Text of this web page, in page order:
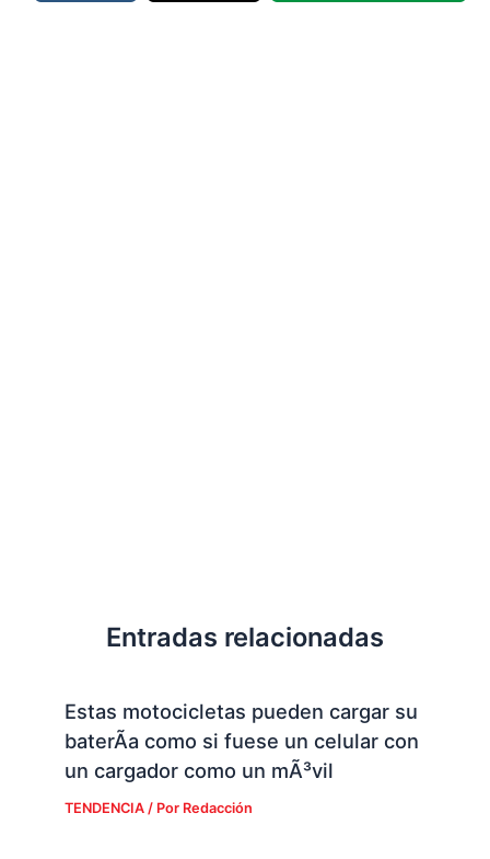
Entradas relacionadas
Estas motocicletas pueden cargar su
baterÃ­a como si fuese un celular con
un cargador como un mÃ³vil
TENDENCIA/ Por Redacción